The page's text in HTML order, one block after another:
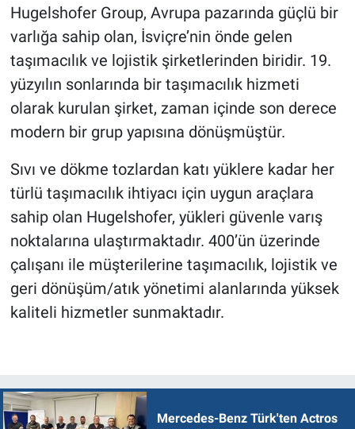
Hugelshofer Group, Avrupa pazarında güçlü bir
varlığa sahip olan, İsviçre’nin önde gelen
taşımacılık ve lojistik şirketlerinden biridir. 19.
yüzyılın sonlarında bir taşımacılık hizmeti
olarak kurulan şirket, zaman içinde son derece
modern bir grup yapısına dönüşmüştür.
Sıvı ve dökme tozlardan katı yüklere kadar her
türlü taşımacılık ihtiyacı için uygun araçlara
sahip olan Hugelshofer, yükleri güvenle varış
noktalarına ulaştırmaktadır. 400’ün üzerinde
çalışanı ile müşterilerine taşımacılık, lojistik ve
geri dönüşüm/atık yönetimi alanlarında yüksek
kaliteli hizmetler sunmaktadır.
Mercedes-Benz Türk'ten Actros